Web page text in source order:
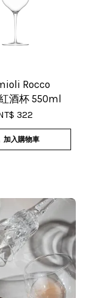
很快速很有
優先選購
ok，價格又
Rocco
酒杯 550ml
322
加入購物車